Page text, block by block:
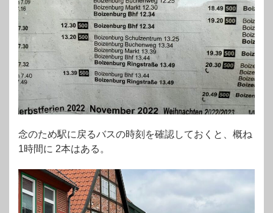
念のため駅に戻るバスの時刻を確認しておくと、概ね
1時間に 2本はある。